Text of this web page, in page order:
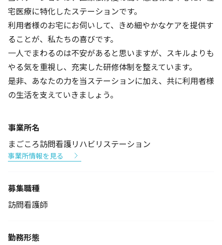
宅医療に特化したステーションです。
利用者様のお宅にお伺いして、きめ細やかなケアを提供す
ることが、私たちの喜びです。
一人でまわるのは不安があると思いますが、スキルよりも
やる気を重視し、充実した研修体制を整えています。
是非、あなたの力を当ステーションに加え、共に利用者様
の生活を支えていきましょう。
事業所名
まごころ訪問看護リハビリステーション
事業所情報を見る
募集職種
訪問看護師
勤務形態